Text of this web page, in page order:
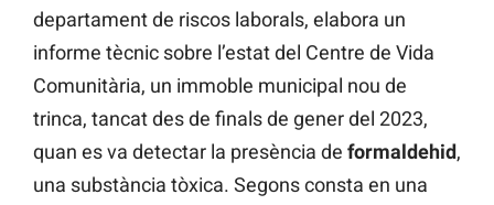
departament de riscos laborals, elabora un
informe tècnic sobre l’estat del Centre de Vida
Comunitària, un immoble municipal nou de
trinca, tancat des de finals de gener del 2023,
quan es va detectar la presència de formaldehid,
una substància tòxica. Segons consta en una